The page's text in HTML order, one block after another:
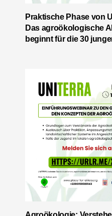
Praktische Phase von
Das agroökologische
beginnt für die 30